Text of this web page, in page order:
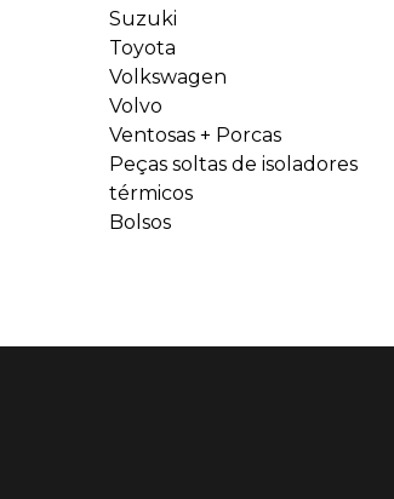
Suzuki
Toyota
Volkswagen
Volvo
Ventosas + Porcas
Peças soltas de isoladores
térmicos
Bolsos